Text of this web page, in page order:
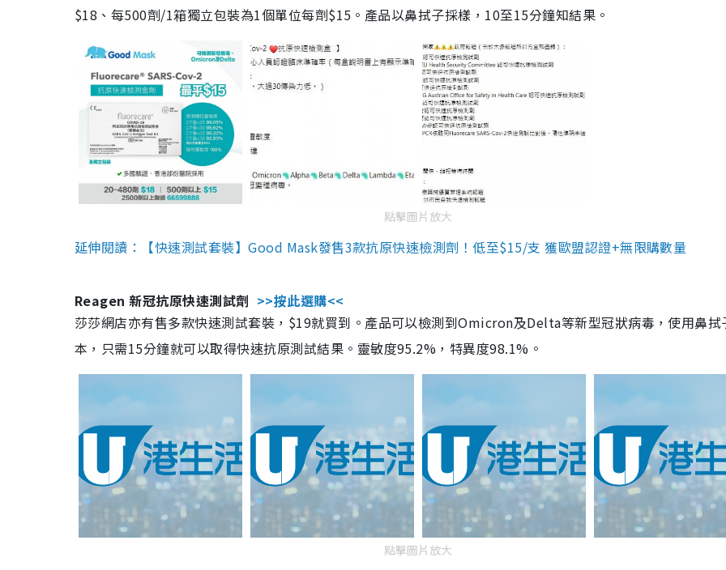
$18、每500劑/1箱獨立包裝為1個單位每劑$15。產品以鼻拭子採樣，10至15分鐘知結果。
點擊圖片放大
延伸閱讀：【快速測試套裝】Good Mask發售3款抗原快速檢測劑！低至$15/支 獲歐盟認證+無限購數量
Reagen 新冠抗原快速測試劑 >>按此選購<<
莎莎網店亦有售多款快速測試套裝，$19就買到。產品可以檢測到Omicron及Delta等新型冠狀病毒，使用鼻拭
本，只需15分鐘就可以取得快速抗原測試結果。靈敏度95.2%，特異度98.1%。
點擊圖片放大